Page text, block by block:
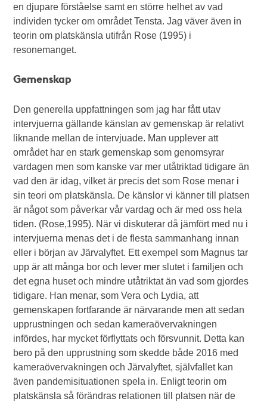
en djupare förståelse samt en större helhet av vad
individen tycker om området Tensta. Jag väver även in
teorin om platskänsla utifrån Rose (1995) i
resonemanget.
Gemenskap
Den generella uppfattningen som jag har fått utav
intervjuerna gällande känslan av gemenskap är relativt
liknande mellan de intervjuade. Man upplever att
området har en stark gemenskap som genomsyrar
vardagen men som kanske var mer utåtriktad tidigare än
vad den är idag, vilket är precis det som Rose menar i
sin teori om platskänsla. De känslor vi känner till platsen
är något som påverkar vår vardag och är med oss hela
tiden. (Rose,1995). När vi diskuterar då jämfört med nu i
intervjuerna menas det i de flesta sammanhang innan
eller i början av Järvalyftet. Ett exempel som Magnus tar
upp är att många bor och lever mer slutet i familjen och
det egna huset och mindre utåtriktat än vad som gjordes
tidigare. Han menar, som Vera och Lydia, att
gemenskapen fortfarande är närvarande men att sedan
upprustningen och sedan kameraövervakningen
infördes, har mycket förflyttats och försvunnit. Detta kan
bero på den upprustning som skedde både 2016 med
kameraövervakningen och Järvalyftet, självfallet kan
även pandemisituationen spela in. Enligt teorin om
platskänsla så förändras relationen till platsen när de